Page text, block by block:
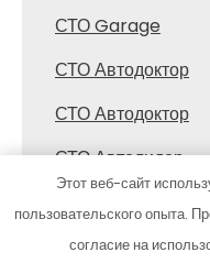
СТО Garage
СТО Автодоктор
СТО Автодоктор
СТО Автолидер
СТО Амур
Этот веб-сайт
пользовательского опыта.
согласие на